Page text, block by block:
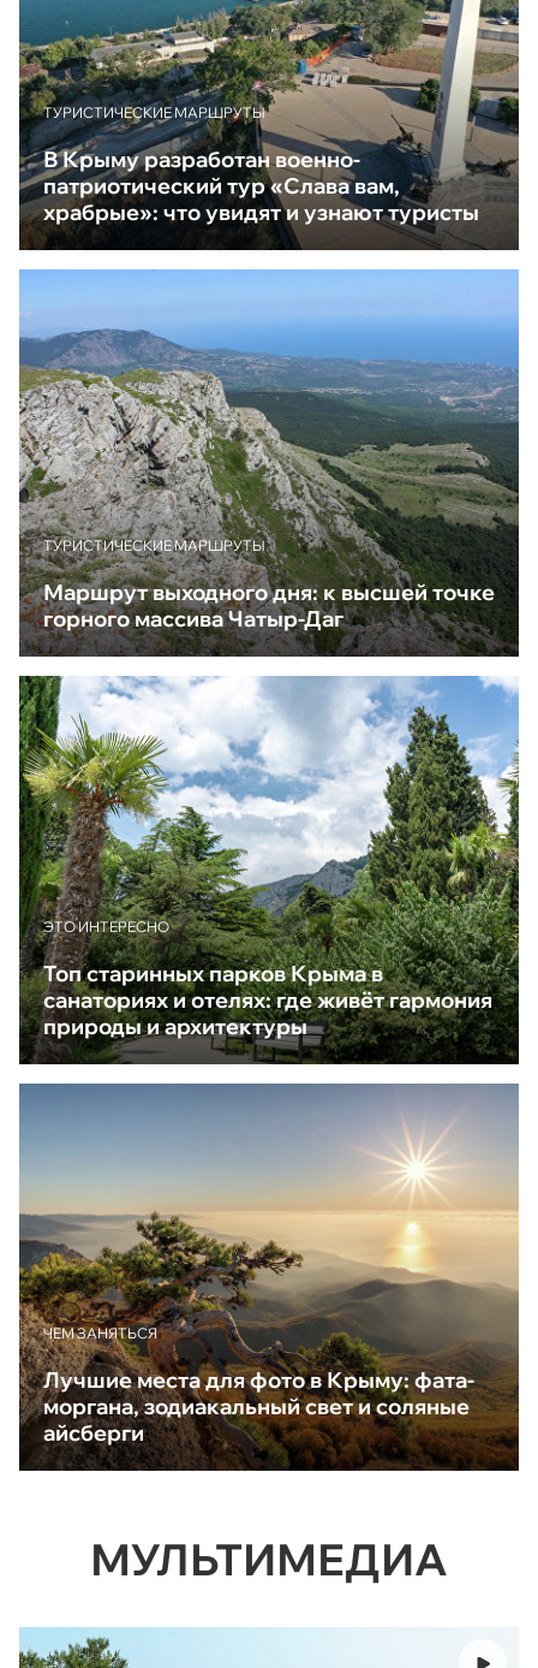
ТУРИСТИЧЕСКИЕ МАРШРУТЫ
В Крыму разработан военно-
патриотический тур «Слава вам,
храбрые»: что увидят и узнают туристы
ТУРИСТИЧЕСКИЕ МАРШРУТЫ
Маршрут выходного дня: к высшей точке
горного массива Чатыр-Даг
ЭТО ИНТЕРЕСНО
Топ старинных парков Крыма в
санаториях и отелях: где живёт гармония
природы и архитектуры
ЧЕМ ЗАНЯТЬСЯ
Лучшие места для фото в Крыму: фата-
моргана, зодиакальный свет и соляные
айсберги
МУЛЬТИМЕДИА